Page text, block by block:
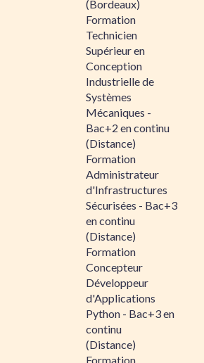
(Bordeaux)
Formation
Technicien
Supérieur en
Conception
Industrielle de
Systèmes
Mécaniques -
Bac+2 en continu
(Distance)
Formation
Administrateur
d'Infrastructures
Sécurisées - Bac+3
en continu
(Distance)
Formation
Concepteur
Développeur
d'Applications
Python - Bac+3 en
continu
(Distance)
Formation